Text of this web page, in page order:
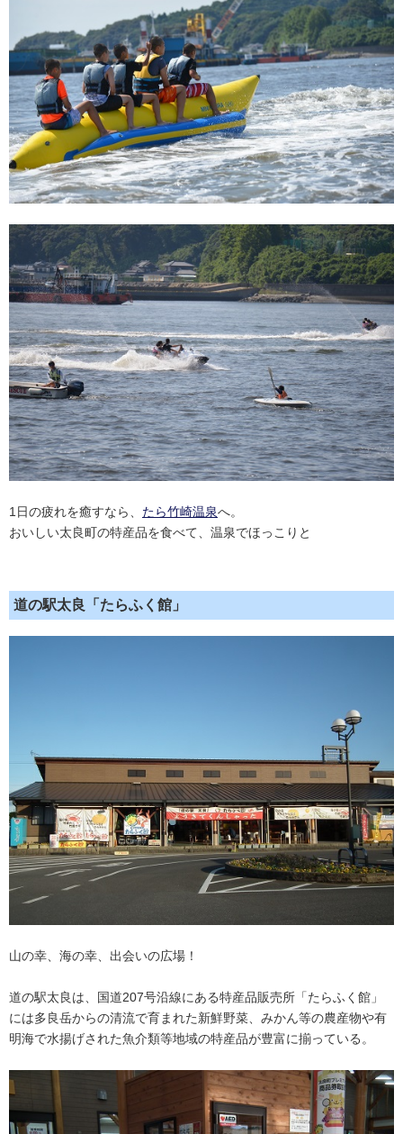
1日の疲れを癒すなら、 たら竹崎温泉へ。
おいしい太良町の特産品を食べて、温泉でほっこりと
道の駅太良「たらふく館」
山の幸、海の幸、出会いの広場！
道の駅太良は、国道207号沿線にある特産品販売所「たらふく館」
には多良岳からの清流で育まれた新鮮野菜、みかん等の農産物や有
明海で水揚げされた魚介類等地域の特産品が豊富に揃っている。